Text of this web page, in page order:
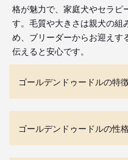
格が魅力で、家庭犬やセラピ
す。毛質や大きさは親犬の組
め、ブリーダーからお迎えす
伝えると安心です。
ゴールデンドゥードルの特
ゴールデンドゥードルの性